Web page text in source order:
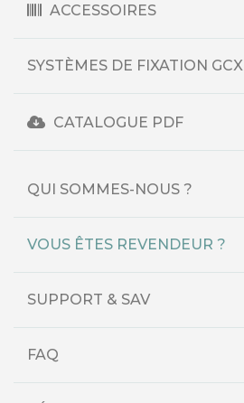
ACCESSOIRES
SYSTÈMES DE FIXATION GCX
CATALOGUE PDF
QUI SOMMES-NOUS ?
VOUS ÊTES REVENDEUR ?
SUPPORT & SAV
FAQ